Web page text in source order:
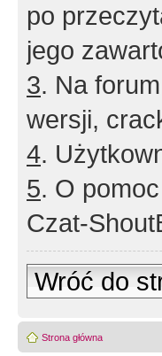
po
jego
3. Na
wersji,
4.
5. O
Czat-
Wróć do
Strona główna